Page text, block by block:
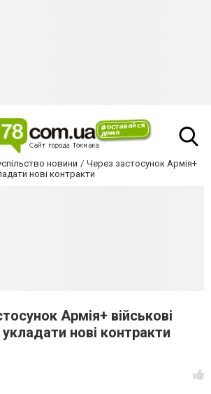
новини
Через застосунок Армія+
нові контракти
Армія+ військові
нові контракти